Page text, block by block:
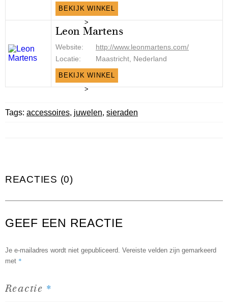
BEKIJK WINKEL
>
Leon Martens
Website:
http://www.leonmartens.com/
Locatie:
Maastricht, Nederland
BEKIJK WINKEL
>
Tags: accessoires, juwelen, sieraden
REACTIES (0)
GEEF EEN REACTIE
Je e-mailadres wordt niet gepubliceerd. Vereiste velden zijn gemarkeerd
met *
Reactie *